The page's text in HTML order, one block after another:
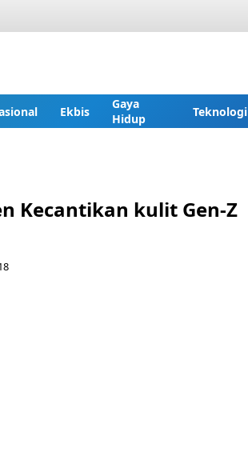
Ekbis
Gaya
Hidup
Teknologi
Kecantikan kulit Gen-Z